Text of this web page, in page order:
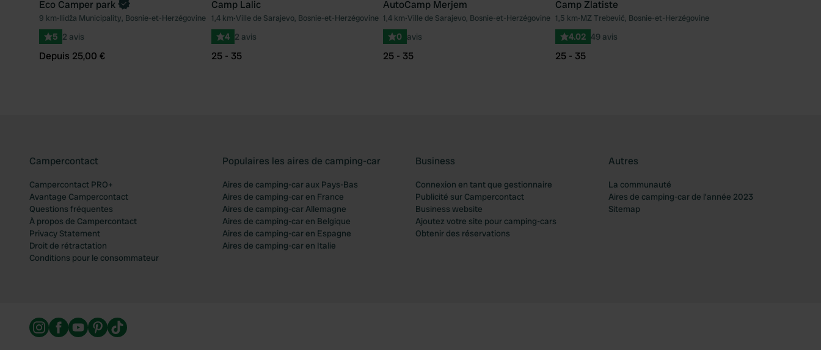
Préféré
Reserve maintenant
Eco Camper park
9 km•Ilidža Municipality, Bosnie-et-Herzégovine
5 2 avis
Depuis 25,00 €
Préféré
Camp Lalic
1,4 km•Ville de Sarajevo, Bosnie-et-Herzégovine
4 2 avis
25 - 35
Préféré
AutoCamp Merjem
1,4 km•Ville de Sarajevo, Bosnie-et-Herzégovine
0 avis
25 - 35
Préféré
Camp Zlatiste
1,5 km•MZ Trebević, Bosnie-et-Herzégovine
4.02 49 avis
25 - 35
Campercontact
Campercontact PRO+
Avantage Campercontact
Questions fréquentes
À propos de Campercontact
Privacy Statement
Droit de rétractation
Conditions pour le consommateur
Populaires les aires de camping-car
Aires de camping-car aux Pays-Bas
Aires de camping-car en France
Aires de camping-car Allemagne
Aires de camping-car en Belgique
Aires de camping-car en Espagne
Aires de camping-car en Italie
Business
Connexion en tant que gestionnaire
Publicité sur Campercontact
Business website
Ajoutez votre site pour camping-cars
Obtenir des réservations
Autres
La communauté
Aires de camping-car de l’année 2023
Sitemap